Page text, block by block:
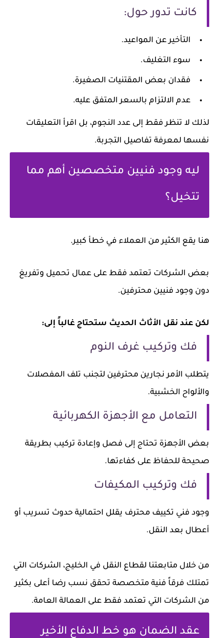
كانت تدور حول:
التأخير عن المواعيد.
سوء التغليف.
فقدان بعض المقتنيات الصغيرة.
عدم الالتزام بالسعر المتفق عليه.
لذلك لا تنظر فقط إلى عدد النجوم، بل اقرأ التعليقات
نفسها لمعرفة تفاصيل التجربة.
ليه وجود فنيين متخصصين أهم مما
تتخيل؟
هنا يقع الكثير من العملاء في خطأ كبير.
بعض الشركات تعتمد فقط على عمال تحميل وتفريغ
دون وجود فنيين محترفين.
لكن عند نقل الأثاث الحديث ستحتاج غالباً إلى:
فك وتركيب غرف النوم
يتطلب الأمر نجارين محترفين لتجنب تلف المفصلات
والألواح الخشبية.
التعامل مع الأجهزة الكهربائية
بعض الأجهزة تحتاج إلى فصل وإعادة تركيب بطريقة
صحيحة للحفاظ على كفاءتها.
فك وتركيب المكيفات
وجود فني تكييف محترف يقلل احتمالية حدوث تسريب أو
أعطال بعد النقل.
من خلال متابعتنا لقطاع النقل في الخليج، الشركات التي
تمتلك فرقاً فنية متخصصة تحقق نسب رضا أعلى بكثير
من الشركات التي تعتمد فقط على العمالة العامة.
عقد الضمان هو خط الدفاع الأخير